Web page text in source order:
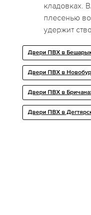
кладовках.
плесенью
удержит
Двери ПВХ в
Двери ПВХ в
Двери ПВХ в
Двери ПВХ в